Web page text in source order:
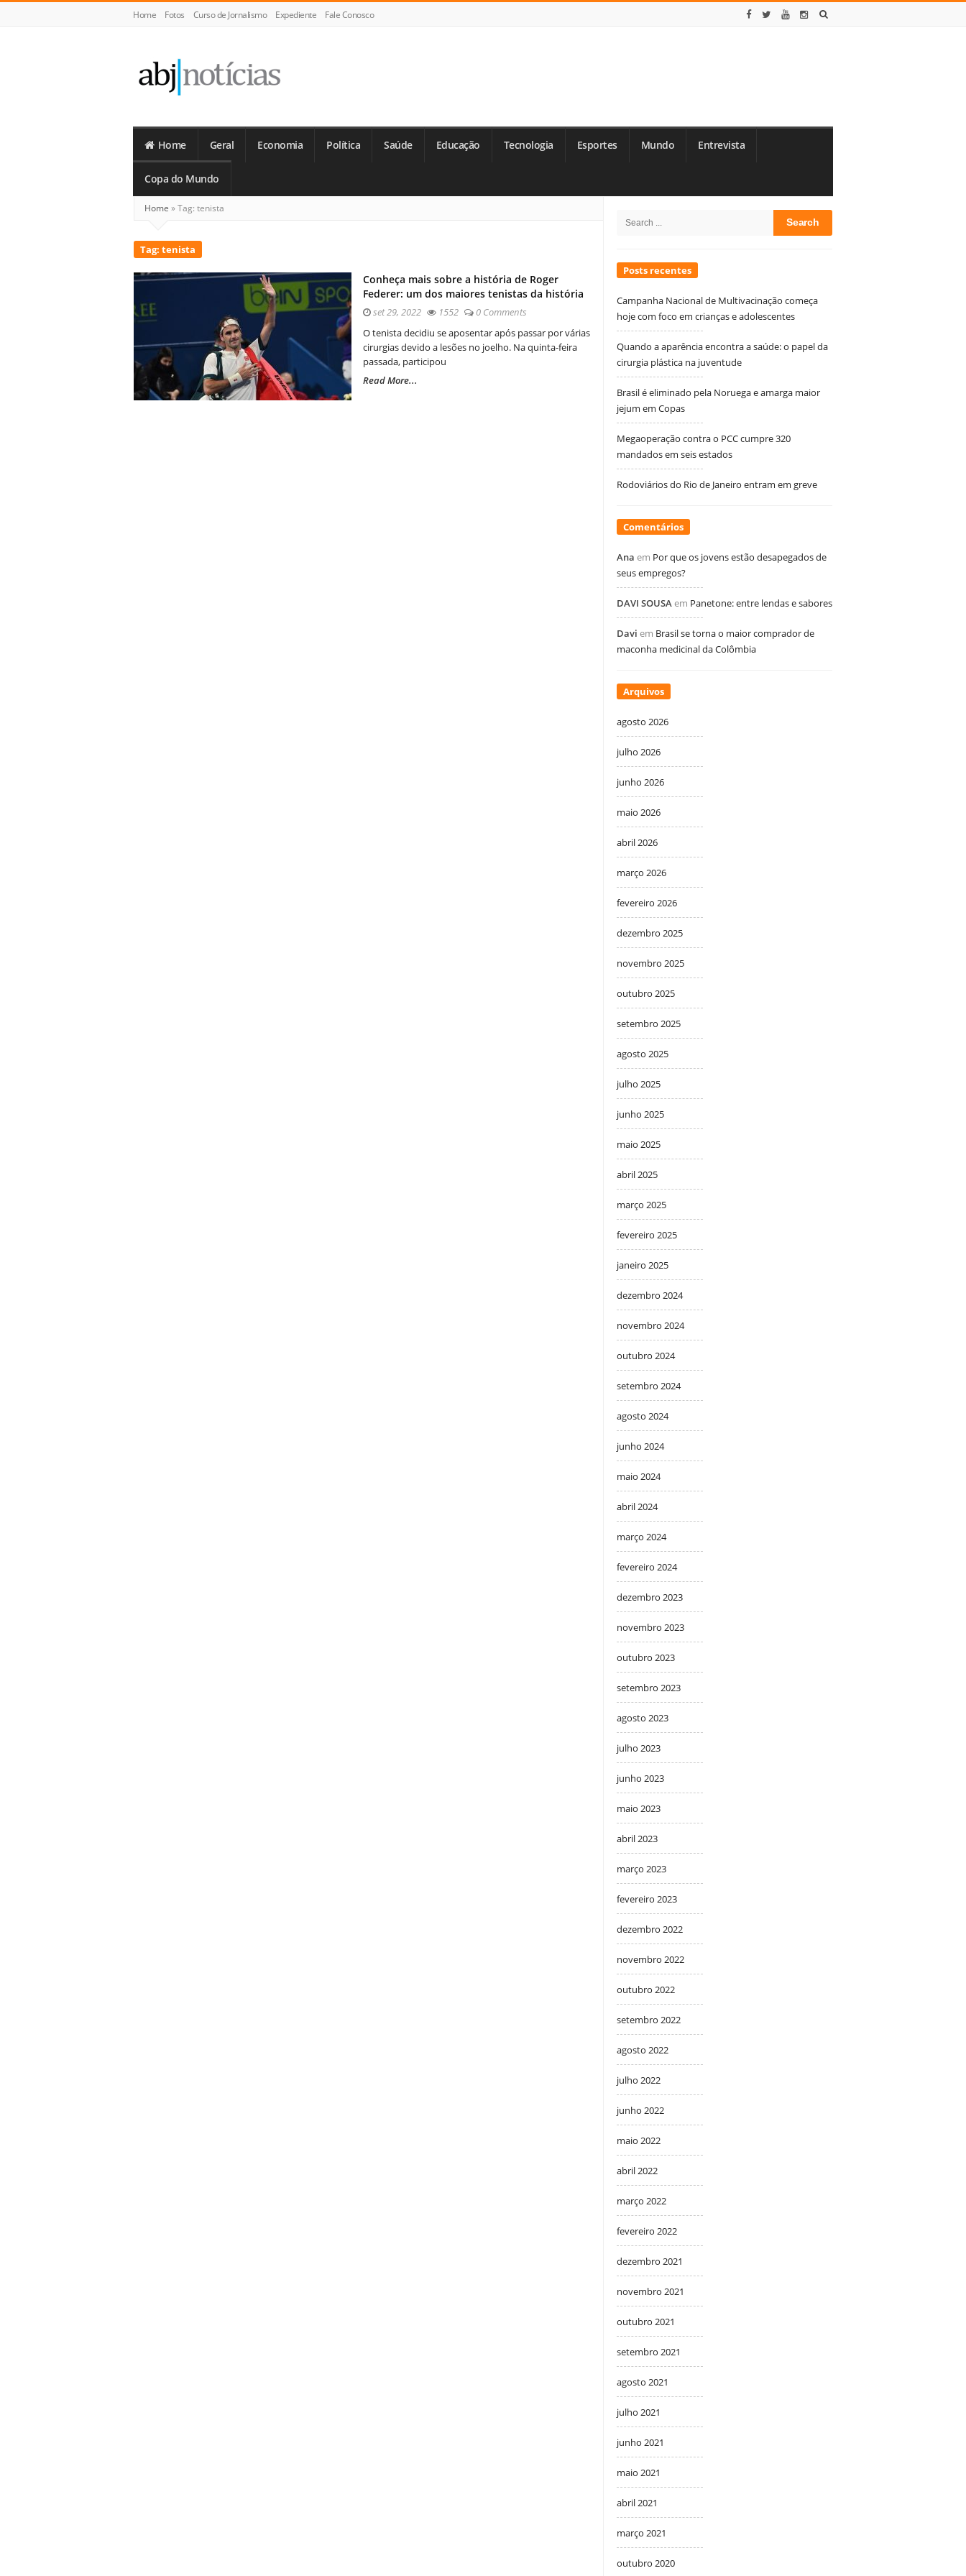
Home Fotos Curso de Jornalismo Expediente Fale Conosco
Notícias
Home Geral Economia Política Saúde Educação Tecnologia Esportes Mundo Entrevista
Copa do Mundo
Home »Tag: tenista
Tag: tenista
Conheça mais sobre a história de Roger
Federer: um dos maiores tenistas da história
set 29, 2022 1552
0 Comments
O tenista decidiu se aposentar após passar por várias
cirurgias devido a lesões no joelho. Na quinta-feira
passada, participou
Read More...
Sidebar
Search
Posts recentes
Campanha Nacional de Multivacinação começa
hoje com foco em crianças e adolescentes
Quando a aparência encontra a saúde: o papel da
cirurgia plástica na juventude
Brasil é eliminado pela Noruega e amarga maior
jejum em Copas
Megaoperação contra o PCC cumpre 320
mandados em seis estados
Rodoviários do Rio de Janeiro entram em greve
Comentários
Ana em Por que os jovens estão desapegados de
seus empregos?
DAVI SOUSAem Panetone: entre lendas e sabores
Davi em Brasil se torna o maior comprador de
maconha medicinal da Colômbia
Arquivos
agosto 2026
julho 2026
junho 2026
maio 2026
abril 2026
março 2026
fevereiro 2026
dezembro 2025
novembro 2025
outubro 2025
setembro 2025
agosto 2025
julho 2025
junho 2025
maio 2025
abril 2025
março 2025
fevereiro 2025
janeiro 2025
dezembro 2024
novembro 2024
outubro 2024
setembro 2024
agosto 2024
junho 2024
maio 2024
abril 2024
março 2024
fevereiro 2024
dezembro 2023
novembro 2023
outubro 2023
setembro 2023
agosto 2023
julho 2023
junho 2023
maio 2023
abril 2023
março 2023
fevereiro 2023
dezembro 2022
novembro 2022
outubro 2022
setembro 2022
agosto 2022
julho 2022
junho 2022
maio 2022
abril 2022
março 2022
fevereiro 2022
dezembro 2021
novembro 2021
outubro 2021
setembro 2021
agosto 2021
julho 2021
junho 2021
maio 2021
abril 2021
março 2021
outubro 2020